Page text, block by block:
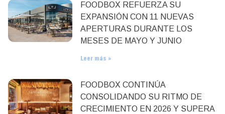
FOODBOX REFUERZA SU
EXPANSIÓN CON 11 NUEVAS
APERTURAS DURANTE LOS
MESES DE MAYO Y JUNIO
Leer más »
FOODBOX CONTINÚA
CONSOLIDANDO SU RITMO DE
CRECIMIENTO EN 2026 Y SUPERA